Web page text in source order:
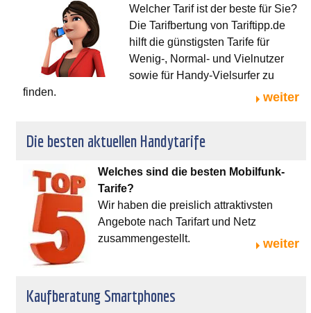
Welcher Tarif ist der beste für Sie?
Die Tarifbertung von Tariftipp.de
hilft die günstigsten Tarife für
Wenig-, Normal- und Vielnutzer
sowie für Handy-Vielsurfer zu
finden.
weiter
Die besten aktuellen Handytarife
Welches sind die besten Mobilfunk-
Tarife?
Wir haben die preislich attraktivsten
Angebote nach Tarifart und Netz
zusammengestellt.
weiter
Kaufberatung Smartphones